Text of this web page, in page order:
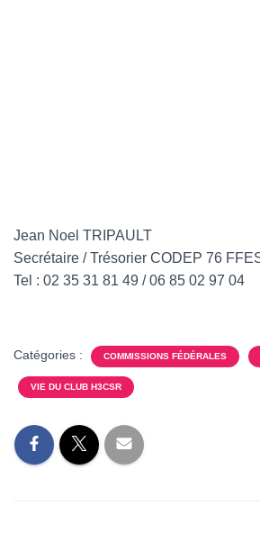
Jean Noel TRIPAULT
Secrétaire / Trésorier CODEP 76
Tel : 02 35 31 81 49 / 06 85 02 97 04
Catégories : COMMISSIONS FÉDÉRALES
VIE DU CLUB H3CSR